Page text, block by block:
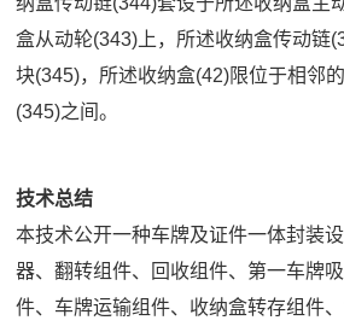
盒从动轮(343)上，所述收纳盒传动链
块(345)，所述收纳盒(42)限位于相邻
(345)之间。
技术总结
本技术公开一种车牌及证件一体封装
器、翻转组件、回收组件、第一车牌
件、车牌运输组件、收纳盒转存组件